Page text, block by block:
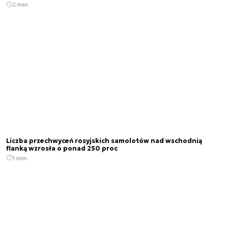
2 min.
Liczba przechwyceń rosyjskich samolotów nad wschodnią
flanką wzrosła o ponad 250 proc
1 min.